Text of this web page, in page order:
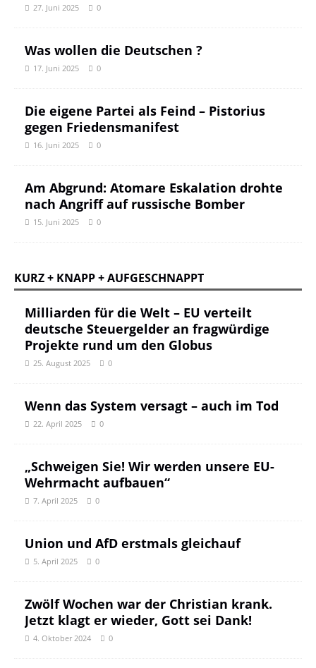
27. Juni 2025 0
Was wollen die Deutschen ?
17. Juni 2025 0
Die eigene Partei als Feind – Pistorius
gegen Friedensmanifest
16. Juni 2025 0
Am Abgrund: Atomare Eskalation drohte
nach Angriff auf russische Bomber
15. Juni 2025 0
KURZ + KNAPP + AUFGESCHNAPPT
Milliarden für die Welt – EU verteilt
deutsche Steuergelder an fragwürdige
Projekte rund um den Globus
25. August 2025 0
Wenn das System versagt – auch im Tod
22. April 2025 0
„Schweigen Sie! Wir werden unsere EU-
Wehrmacht aufbauen“
7. April 2025 0
Union und AfD erstmals gleichauf
5. April 2025 0
Zwölf Wochen war der Christian krank.
Jetzt klagt er wieder, Gott sei Dank!
4. Oktober 2024 0